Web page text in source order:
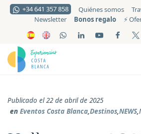
+34 641 357 858 Quiénes somos
Newsletter
Bonos regalo ⚡️
Publicado el 22 de abril de 2025
en Eventos Costa Blanca,Destinos,NEWS,